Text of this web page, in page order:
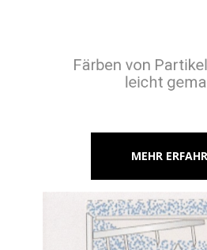
Färben von
leicht
MEHR